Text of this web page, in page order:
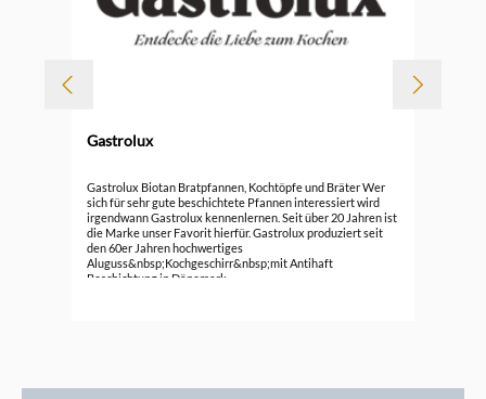
Gastrolux
Gastrolux Biotan Bratpfannen, Kochtöpfe und Bräter Wer
sich für sehr gute beschichtete Pfannen interessiert wird
irgendwann Gastrolux kennenlernen. Seit über 20 Jahren ist
die Marke unser Favorit hierfür. Gastrolux produziert seit
den 60er Jahren hochwertiges
Aluguss&nbsp;Kochgeschirr&nbsp;mit Antihaft
Beschichtung in Dänemark.